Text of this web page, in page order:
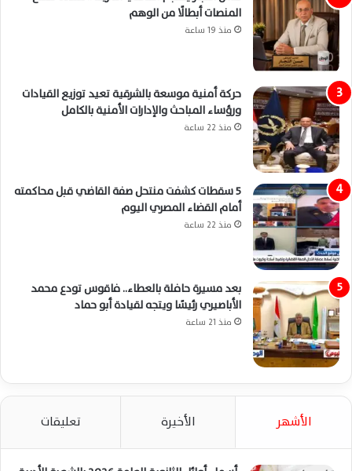
المنصات أبطالًا من الوهم
منذ 19 ساعة
حركة أمنية موسعة بالشرقية تعيد توزيع القيادات
ورؤساء المباحث والإدارات الأمنية بالكامل
منذ 22 ساعة
5 سقطات كشفت منتحل صفة القاضي قبل محاكمته
أمام القضاء المصري اليوم
منذ 22 ساعة
بعد مسيرة حافلة بالعطاء.. فاقوس تودع محمد
الأباصيري رئيسًا ويتجه لقيادة أبو حماد
منذ 21 ساعة
الأشهر الأخيرة تعليقات